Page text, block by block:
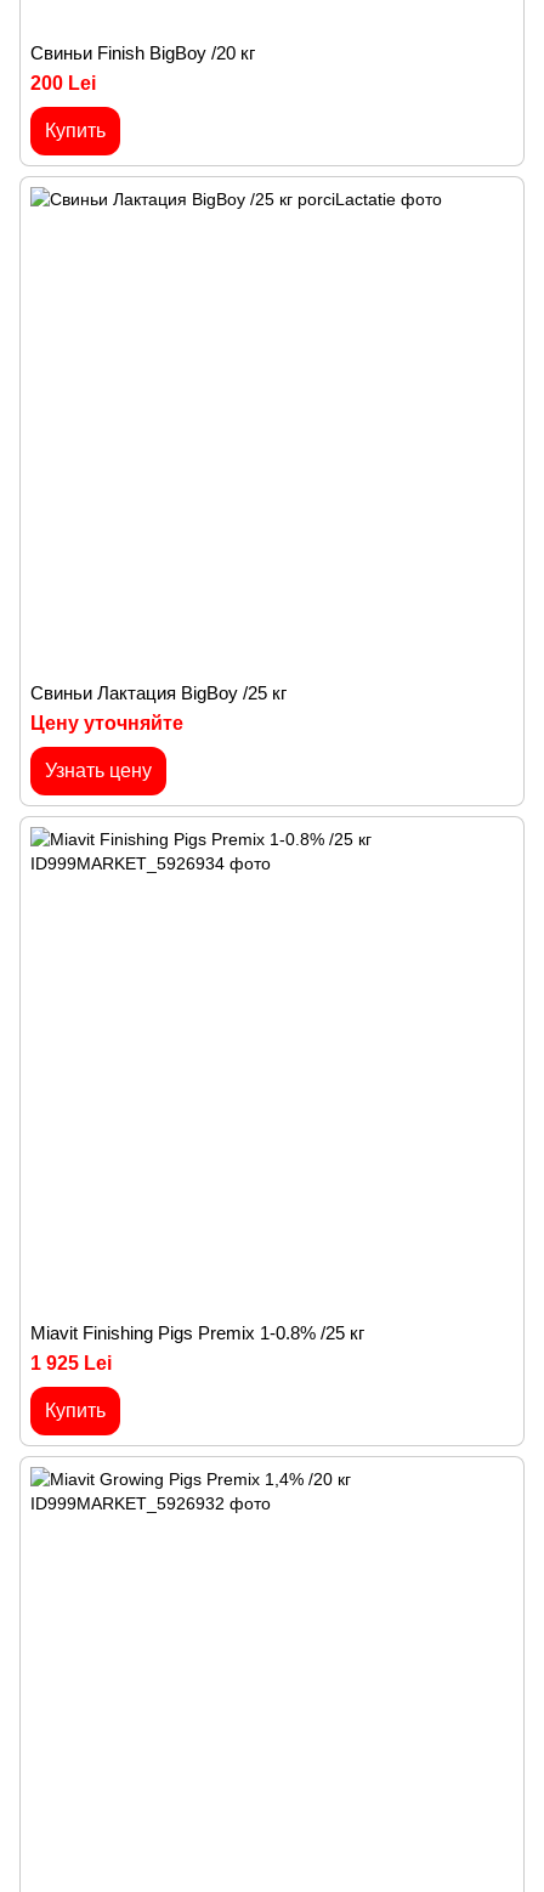
Cвиньи Finish BigBoy /20 кг
200 Lei
Купить
Cвиньи Лактация BigBoy /25 кг
Цену уточняйте
Узнать цену
Miavit Finishing Pigs Premix 1-0.8% /25 кг
1 925 Lei
Купить